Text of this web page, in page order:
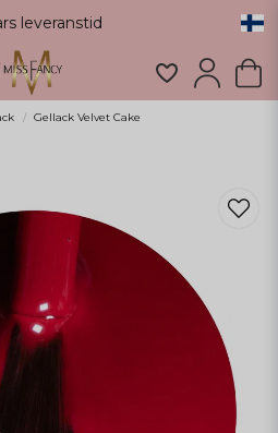
leveranstid
Gellack Velvet Cake